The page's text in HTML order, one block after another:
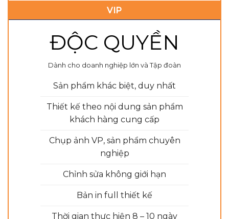
VIP
ĐỘC QUYỀN
Dành cho doanh nghiệp lớn và Tập đoàn
Sản phẩm khác biệt, duy nhất
Thiết kế theo nội dung sản phẩm
khách hàng cung cấp
Chụp ảnh VP, sản phẩm chuyên
nghiệp
Chỉnh sửa không giới hạn
Bản in full thiết kế
Thời gian thực hiện 8 – 10 ngày